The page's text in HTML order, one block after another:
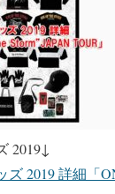
2019↓
ズ 2019 詳細「